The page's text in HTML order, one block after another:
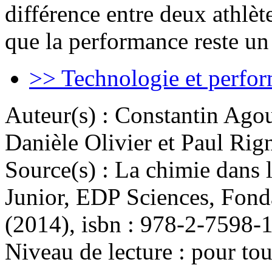
différence entre deux
que la performance reste
>> Technologie et
Auteur(s) : Constantin
Danièle Olivier et Paul
Source(s) : La chimie dans
Junior, EDP Sciences,
(2014), isbn : 978-2-7598-
Niveau de lecture : pour